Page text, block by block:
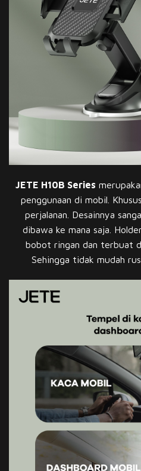
JETE H10B Series
penggunaan di mobil.
perjalanan. Desainnya
dibawa ke mana saja.
bobot ringan dan terbuat
Sehingga tidak mudah